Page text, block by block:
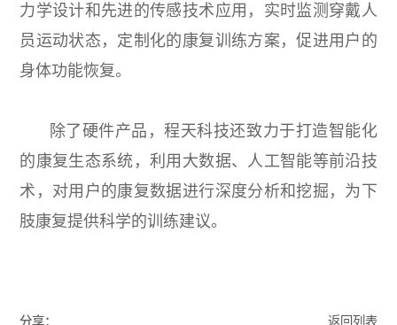
力学设计和先进的传感技术应用，实时监测穿戴人
员运动状态，定制化的康复训练方案，促进用户的
身体功能恢复。
除了硬件产品，程天科技还致力于打造智能化
的康复生态系统，利用大数据、人工智能等前沿技
术，对用户的康复数据进行深度分析和挖掘，为下
肢康复提供科学的训练建议。
分享：